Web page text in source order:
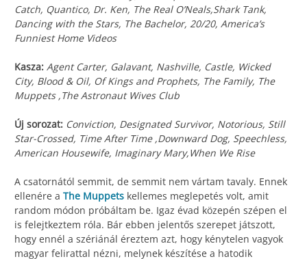
Catch, Quantico, Dr. Ken, The Real O’Neals,Shark Tank,
Dancing with the Stars, The Bachelor, 20/20, America’s
Funniest Home Videos
Kasza: Agent Carter, Galavant, Nashville, Castle, Wicked
City, Blood & Oil, Of Kings and Prophets, The Family, The
Muppets ,The Astronaut Wives Club
Új sorozat: Conviction, Designated Survivor, Notorious, Still
Star-Crossed, Time After Time ,Downward Dog, Speechless,
American Housewife, Imaginary Mary,When We Rise
A csatornától semmit, de semmit nem vártam tavaly. Ennek
ellenére a The Muppets kellemes meglepetés volt, amit
random módon próbáltam be. Igaz évad közepén szépen el
is felejtkeztem róla. Bár ebben jelentős szerepet játszott,
hogy ennél a szériánál éreztem azt, hogy kénytelen vagyok
magyar felirattal nézni, melynek készítése a hatodik